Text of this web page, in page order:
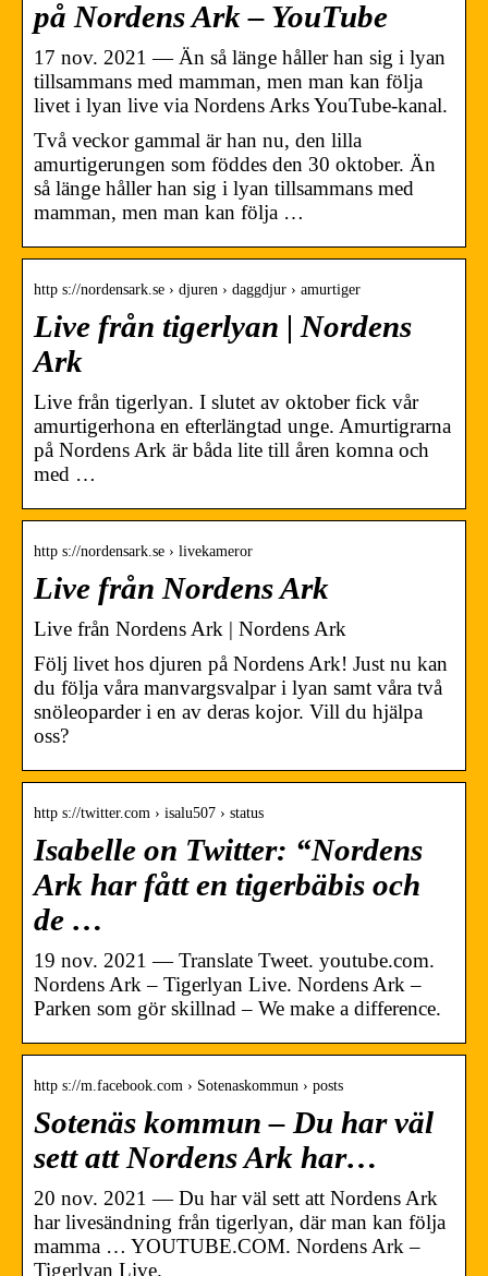
på Nordens Ark – YouTube
17 nov. 2021 — Än så länge håller han sig i lyan
tillsammans med mamman, men man kan följa
livet i lyan live via Nordens Arks YouTube-kanal.
Två veckor gammal är han nu, den lilla
amurtigerungen som föddes den 30 oktober. Än
så länge håller han sig i lyan tillsammans med
mamman, men man kan följa …
http s://nordensark.se › djuren › daggdjur › amurtiger
Live från tigerlyan | Nordens
Ark
Live från tigerlyan. I slutet av oktober fick vår
amurtigerhona en efterlängtad unge. Amurtigrarna
på Nordens Ark är båda lite till åren komna och
med …
http s://nordensark.se › livekameror
Live från Nordens Ark
Live från Nordens Ark | Nordens Ark
Följ livet hos djuren på Nordens Ark! Just nu kan
du följa våra manvargsvalpar i lyan samt våra två
snöleoparder i en av deras kojor. Vill du hjälpa
oss?
http s://twitter.com › isalu507 › status
Isabelle on Twitter: “Nordens
Ark har fått en tigerbäbis och
de …
19 nov. 2021 — Translate Tweet. youtube.com.
Nordens Ark – Tigerlyan Live. Nordens Ark –
Parken som gör skillnad – We make a difference.
http s://m.facebook.com › Sotenaskommun › posts
Sotenäs kommun – Du har väl
sett att Nordens Ark har…
20 nov. 2021 — Du har väl sett att Nordens Ark
har livesändning från tigerlyan, där man kan följa
mamma … YOUTUBE.COM. Nordens Ark –
Tigerlyan Live.